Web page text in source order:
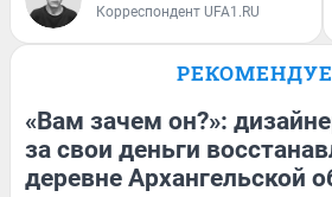
Корреспондент UFA1.RU
«Вам зачем он?»:
за свои деньги
деревне Архангельской